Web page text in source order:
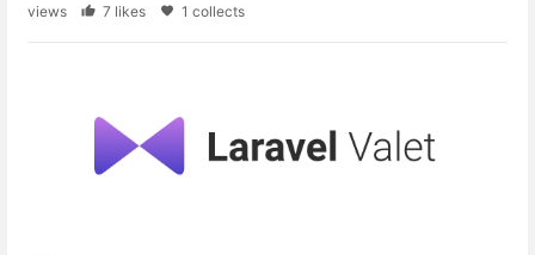
views
7 likes 1 collects